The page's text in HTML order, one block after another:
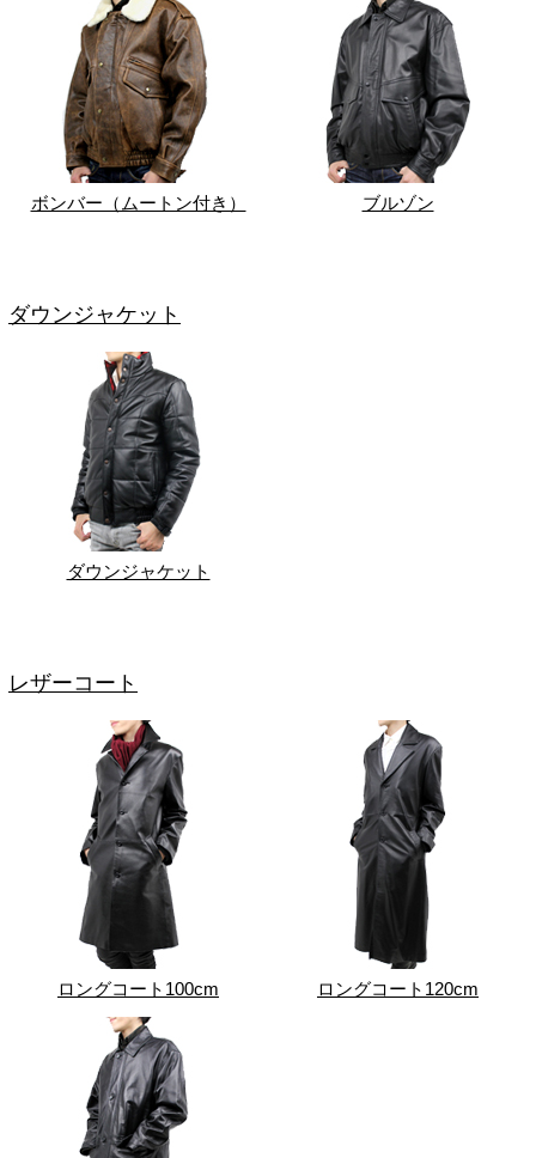
ボンバー（ムートン付き） ブルゾン
ダウンジャケット
ダウンジャケット
レザーコート
ロングコート100cm ロングコート120cm